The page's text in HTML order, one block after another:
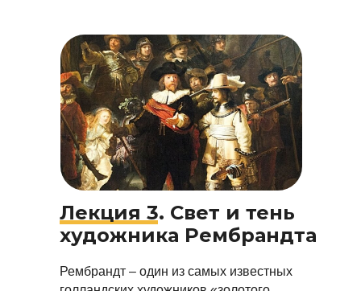
Лекция 3. Свет и тень
художника Рембрандта
Рембрандт – один из самых известных